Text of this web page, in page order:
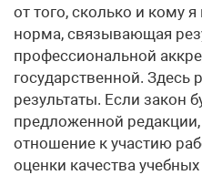
от того, сколько и кому
норма, связывающая
профессиональной
государственной. Здесь
результаты. Если закон
предложенной редакции,
отношение к участию
оценки качества